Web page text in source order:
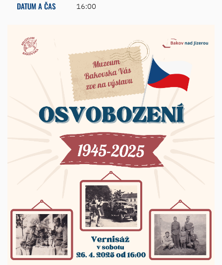
DATUM A ČAS 16:00